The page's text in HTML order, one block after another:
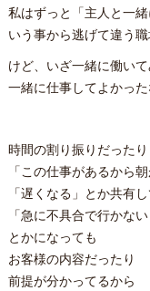
私はずっと「主人と一
いう事から逃げて違う
けど、いざ一緒に働い
一緒に仕事してよかった
時間の割り振りだったり
「この仕事があるから朝
「遅くなる」とか共有
「急に不具合で行かな
とかになっても
お客様の内容だったり
前提が分かってるから